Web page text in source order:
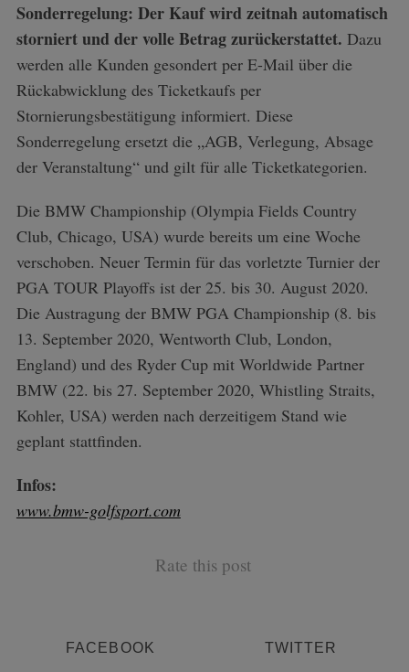
Sonderregelung: Der Kauf wird zeitnah automatisch
storniert und der volle Betrag zurückerstattet. Dazu
werden alle Kunden gesondert per E-Mail über die
Rückabwicklung des Ticketkaufs per
Stornierungsbestätigung informiert. Diese
Sonderregelung ersetzt die „AGB, Verlegung, Absage
der Veranstaltung“ und gilt für alle Ticketkategorien.
Die BMW Championship (Olympia Fields Country
Club, Chicago, USA) wurde bereits um eine Woche
verschoben. Neuer Termin für das vorletzte Turnier der
PGA TOUR Playoffs ist der 25. bis 30. August 2020.
Die Austragung der BMW PGA Championship (8. bis
13. September 2020, Wentworth Club, London,
England) und des Ryder Cup mit Worldwide Partner
BMW (22. bis 27. September 2020, Whistling Straits,
Kohler, USA) werden nach derzeitigem Stand wie
geplant stattfinden.
Infos:
www.bmw-golfsport.com
Rate this post
FACEBOOK TWITTER